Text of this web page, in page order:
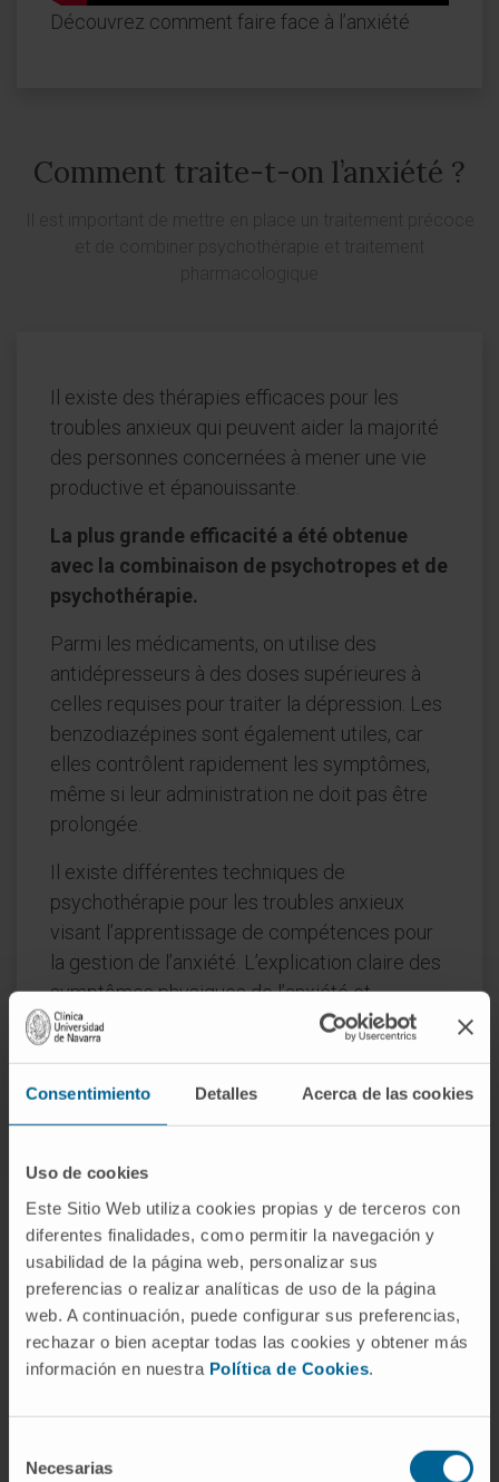
Consentimiento Detalles Acerca de las cookies
Uso de cookies
Este Sitio Web utiliza cookies propias y de terceros con
diferentes finalidades, como permitir la navegación y
usabilidad de la página web, personalizar sus
preferencias o realizar analíticas de uso de la página
web. A continuación, puede configurar sus preferencias,
rechazar o bien aceptar todas las cookies y obtener más
información en nuestra Política de Cookies.
Necesarias
Découvrez comment faire face à l’anxiété
Comment traite-t-on l’anxiété ?
Il existe des thérapies efficaces pour les
troubles anxieux qui peuvent aider la majorité
des personnes concernées à mener une vie
productive et épanouissante.
La plus grande efficacité a été obtenue
avec la combinaison de psychotropes et de
psychothérapie.
Parmi les médicaments, on utilise des
antidépresseurs à des doses supérieures à
celles requises pour traiter la dépression. Les
benzodiazépines sont également utiles, car
elles contrôlent rapidement les symptômes,
même si leur administration ne doit pas être
prolongée.
Il existe différentes techniques de
psychothérapie pour les troubles anxieux
visant l’apprentissage de compétences pour
la gestion de l’anxiété. L’explication claire des
symptômes physiques de l’anxiété et
l’entraînement à la relaxation sont
DEMANDEZ DES INFORMATIONS SUR CE TRAITEMENT
Le Département de Psychiatrie
et de Psychologie Médicale
de la Clínica Universidad de
Navarra